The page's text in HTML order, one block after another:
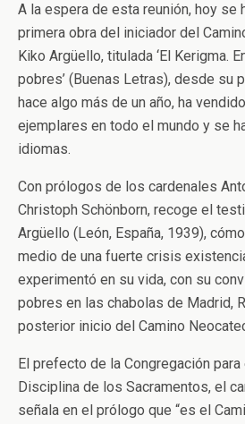
A la espera de esta reunión, hoy se
primera obra del iniciador del
Kiko Argüello, titulada ‘El Kerigma.
pobres’ (Buenas Letras), desde su
hace algo más de un año, ha
ejemplares en todo el mundo y se
idiomas.
Con prólogos de los cardenales
Christoph Schönborn, recoge el
Argüello (León, España, 1939),
medio de una fuerte crisis
experimentó en su vida, con su
pobres en las chabolas de Madrid,
posterior inicio del Camino
El prefecto de la Congregación
Disciplina de los Sacramentos, el
señala en el prólogo que “es el